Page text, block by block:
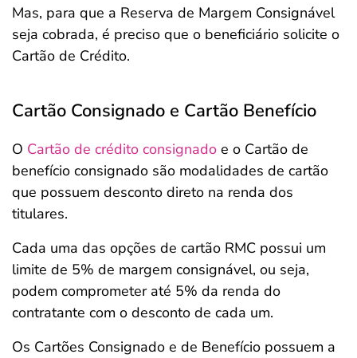
Mas, para que a Reserva de Margem Consignável
seja cobrada, é preciso que o beneficiário solicite o
Cartão de Crédito.
Cartão Consignado e Cartão Benefício
O Cartão de crédito consignado e o Cartão de
benefício consignado são modalidades de cartão
que possuem desconto direto na renda dos
titulares.
Cada uma das opções de cartão RMC possui um
limite de 5% de margem consignável, ou seja,
podem comprometer até 5% da renda do
contratante com o desconto de cada um.
Os Cartões Consignado e de Benefício possuem a